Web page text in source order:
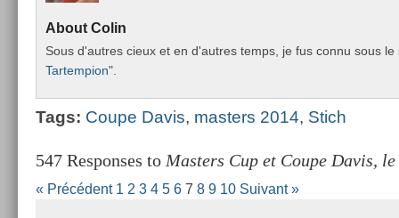
About Colin
Sous d'aut­res cieux et en d'aut­res temps, je fus connu sous le
Tar­temp­ion".
Tags: Coupe Davis, mast­ers 2014, Stich
547 Responses to Masters Cup et Coupe Davis,
« Précédent 1 2 3 4 5 6 7 8 9 10 Suivant »